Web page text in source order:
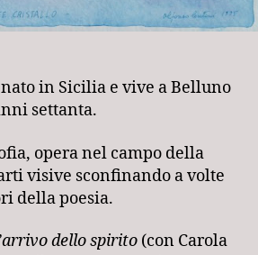
in Sicilia e vive a Belluno
settanta.
opera nel campo della
visive sconfinando a volte
della poesia.
dello spirito (con Carola